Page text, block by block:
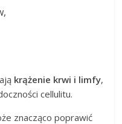
krążenie krwi i limfy,
cellulitu.
znacząco poprawić